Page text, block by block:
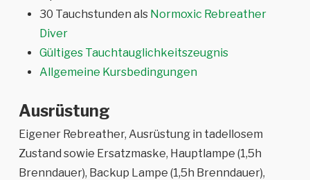
30 Tauchstunden als Normoxic Rebreather
Diver
Gültiges Tauchtauglichkeitszeugnis
Allgemeine Kursbedingungen
Ausrüstung
Eigener Rebreather, Ausrüstung in tadellosem
Zustand sowie Ersatzmaske, Hauptlampe (1,5h
Brenndauer), Backup Lampe (1,5h Brenndauer),